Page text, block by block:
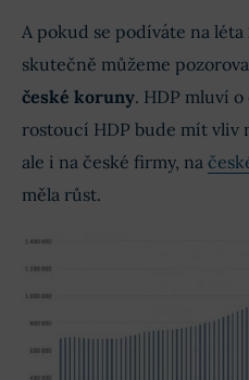
A pokud se podíváte na léta
skutečně můžeme
české koruny. HDP mluví
rostoucí HDP bude mít vliv
ale i na české firmy, na
měla růst.